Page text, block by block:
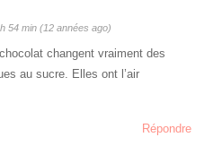
54 min (12 années ago)
changent vraiment des
au sucre. Elles ont l’air
Répondre